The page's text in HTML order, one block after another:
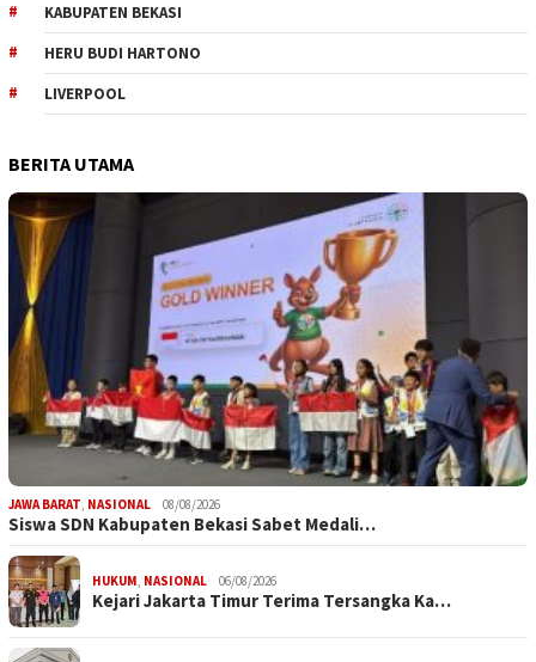
KABUPATEN BEKASI
HERU BUDI HARTONO
LIVERPOOL
BERITA UTAMA
JAWA BARAT NASIONAL 08/08/2026
Siswa SDN Kabupaten Bekasi Sabet Medali…
HUKUM NASIONAL 06/08/2026
Kejari Jakarta Timur Terima Tersangka Ka…